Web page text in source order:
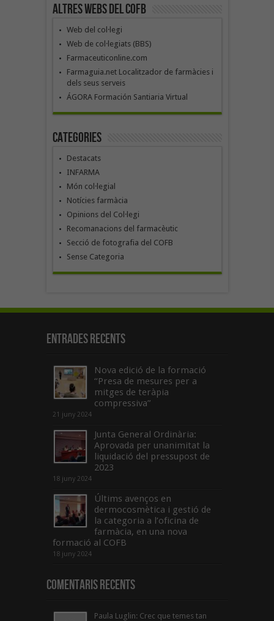
Altres webs del COFB
Web del col·legi
Web de col·legiats (BBS)
Farmaceuticonline.com
Farmaguia.net Localitzador de farmàcies i
dels seus serveis
ÁGORA Formación Santiaria Virtual
Categories
Destacats
INFARMA
Món col·legial
Notícies farmàcia
Opinions del Col·legi
Recomanacions del farmacèutic
Secció de fotografia del COFB
Sense Categoria
Entrades recents
Nova edició de la formació
“Presa de mesures per a
mitges de teràpia
compressiva”
21 juny 2024
Junta General Ordinària:
Aprovada per unanimitat la
liquidació del pressupost de
2023
18 juny 2024
Últims avenços en
dermocosmètica i gestió de
la categoria a l’oficina de
farmàcia, en una nova
formació al COFB
18 juny 2024
Comentaris Recents
Paula Luglin: Crec que temes tan